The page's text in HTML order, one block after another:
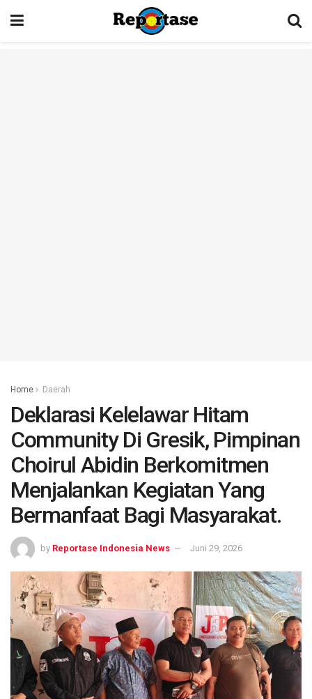
Home Daerah
Deklarasi Kelelawar Hitam
Community Di Gresik, Pimpinan
Choirul Abidin Berkomitmen
Menjalankan Kegiatan Yang
Bermanfaat Bagi Masyarakat.
by Reportase Indonesia News Juni 29, 2026